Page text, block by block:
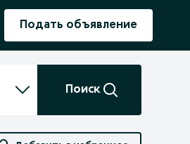
Подать объявление
Поиск